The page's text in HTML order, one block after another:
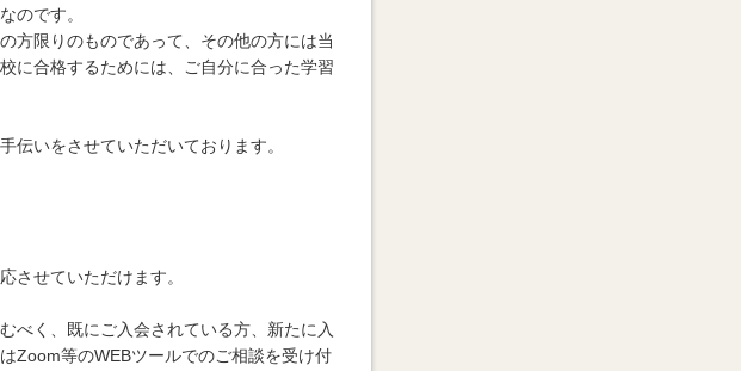
のです。
方限りのものであって、その他の方には当
に合格するためには、ご自分に合った学習
伝いをさせていただいております。
させていただけます。
べく、既にご入会されている方、新たに入
Zoom等のWEBツールでのご相談を受け付